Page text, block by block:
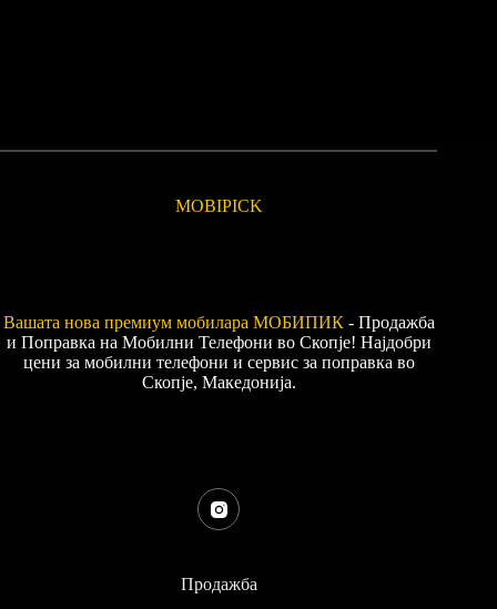
MOBIPICK
Вашата нова премиум мобилара МОБИПИК - Продажба
и Поправка на Мобилни Телефони во Скопје! Најдобри
цени за мобилни телефони и сервис за поправка во
Скопје, Македонија.
Продажба